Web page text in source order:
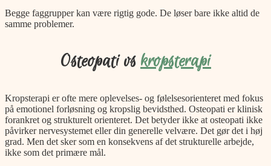
Begge faggrupper kan være rigtig gode. De løser bare ikke altid de
samme problemer.
Osteopati vskropsterapi
Kropsterapi er ofte mere oplevelses- og følelsesorienteret med fokus
på emotionel forløsning og kropslig bevidsthed. Osteopati er klinisk
forankret og strukturelt orienteret. Det betyder ikke at osteopati ikke
påvirker nervesystemet eller din generelle velvære. Det gør det i høj
grad. Men det sker som en konsekvens af det strukturelle arbejde,
ikke som det primære mål.